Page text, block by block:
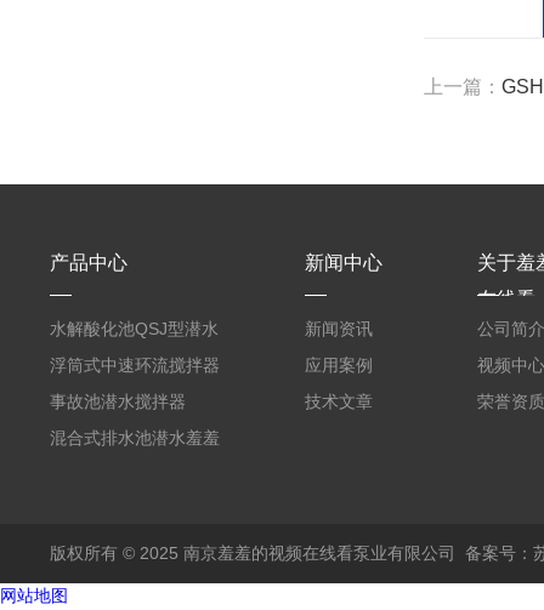
上一篇：
产品中心
水解酸化池QSJ型潜水
羞羞APP在线下载
浮筒式中速环流搅拌器
事故池潜水搅拌器
混合式排水池潜水羞羞
新闻中心
新闻资讯
应用案例
技术文章
关于羞
在线看
公司简介
视频中心
荣誉资质
版权所有 © 2025 南京羞羞的视频在线看泵业有限公司 备案号
网站地图